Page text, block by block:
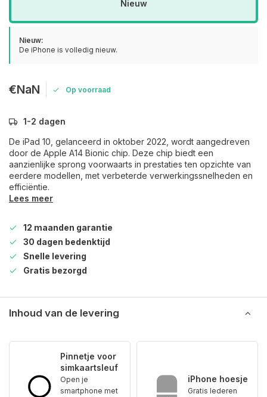
Nieuw
Nieuw:
De iPhone is volledig nieuw.
€NaN Op voorraad
1-2 dagen
De iPad 10, gelanceerd in oktober 2022, wordt aangedreven
door de Apple A14 Bionic chip. Deze chip biedt een
aanzienlijke sprong voorwaarts in prestaties ten opzichte van
eerdere modellen, met verbeterde verwerkingssnelheden en
efficiëntie.
Lees meer
12 maanden garantie
30 dagen bedenktijd
Snelle levering
Gratis bezorgd
Inhoud van de levering
Pinnetje voor
simkaartsleuf
Open je
smartphone met
iPhone hoesje
Gratis lederen